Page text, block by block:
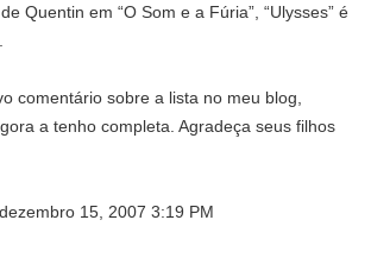
Quentin em “O Som e a Fúria”, “Ulysses” é
comentário sobre a lista no meu blog,
a tenho completa. Agradeça seus filhos
15, 2007 3:19 PM